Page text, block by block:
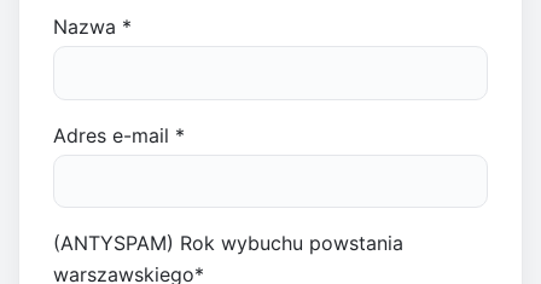
Nazwa *
Adres e-mail *
(ANTYSPAM) Rok wybuchu powstania
warszawskiego*